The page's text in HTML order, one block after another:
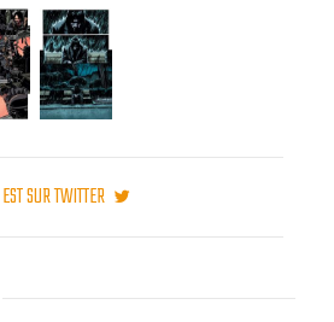
EST SUR TWITTER